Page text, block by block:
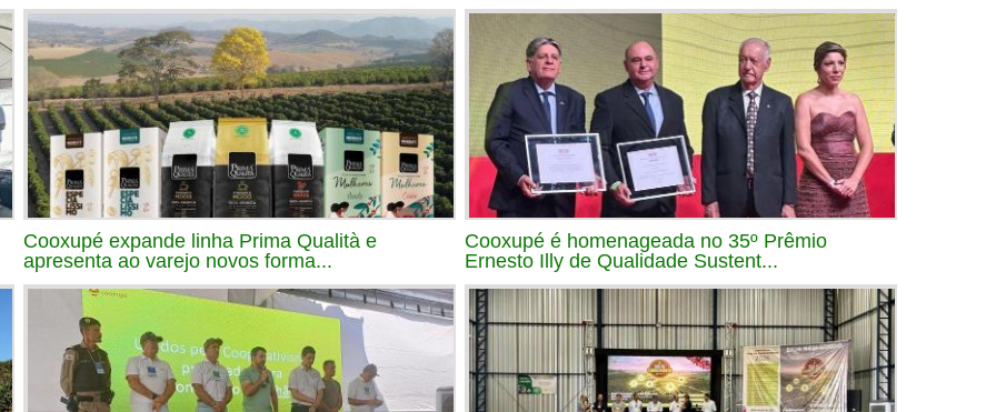
Cooxupé expande linha Prima Qualità e
apresenta ao varejo novos forma...
Cooxupé é homenageada no 35º Prêmio
Ernesto Illy de Qualidade Sustent...